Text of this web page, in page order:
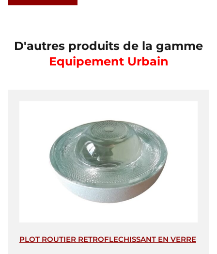
D'autres produits de la gamme
Equipement Urbain
PLOT ROUTIER RETROFLECHISSANT EN VERRE